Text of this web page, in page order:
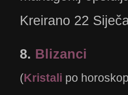
Kreirano 22
8. Blizanci
(Kristali po